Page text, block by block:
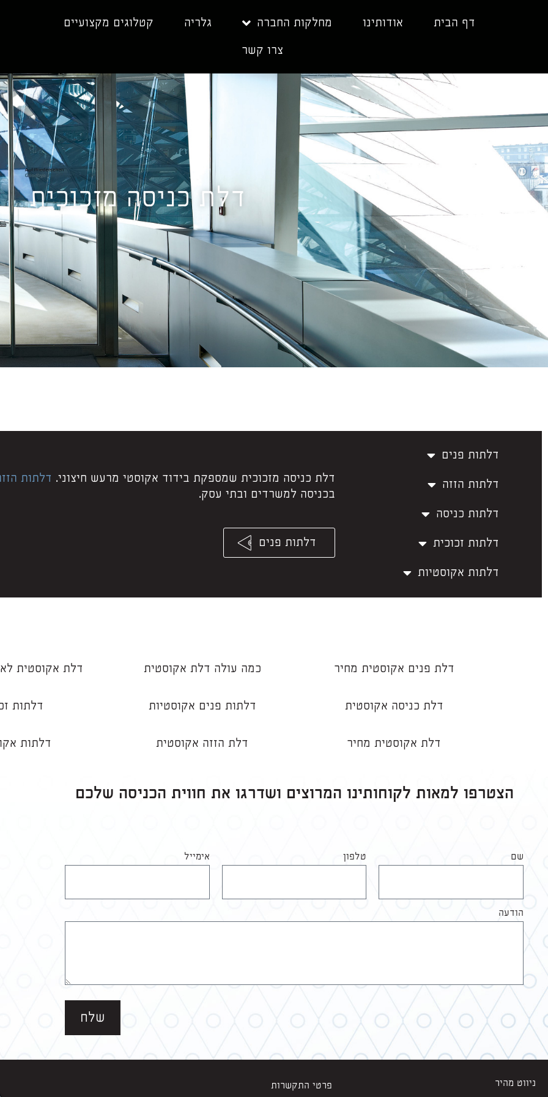
דף הבית אודותינו מחלקות החברה גלריה קטלוגים מקצועיים
צרו קשר
דלת כניסה מזכוכית
דלתות פנים
דלתות הזזה
דלתות כניסה
דלתות זכוכית
דלתות אקוסטיות
דלת כניסה מזכוכית שמספקת בידוד אקוסטי מרעש חיצוני. דלתות
בכניסה למשרדים ובתי עסק.
דלתות פנים
דלת פנים אקוסטית מחיר כמה עולה דלת אקוסטית דלת אקוסטית
דלת כניסה אקוסטית דלתות פנים אקוסטיות דלתות
דלת אקוסטית מחיר דלת הזזה אקוסטית דלתות
הצטרפו למאות לקוחותינו המרוצים ושדרגו את חווית הכניסה שלכם
שם טלפון אימייל
הודעה
שלח
ניווט מהיר פרטי התקשרות